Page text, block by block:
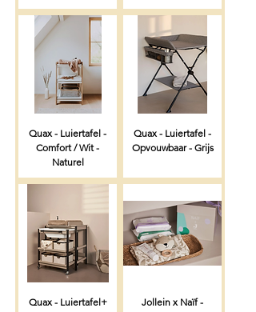
Quax - Luiertafel -
Comfort / Wit -
Naturel
Quax - Luiertafel -
Opvouwbaar - Grijs
Quax - Luiertafel+
Jollein x Naïf -